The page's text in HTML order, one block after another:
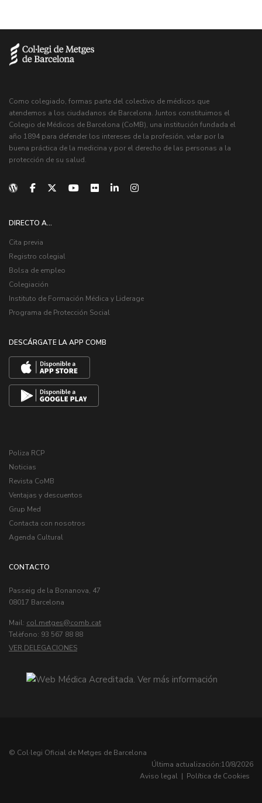
Como colegiado, formas parte del colectivo de médicos que
atendemos a los ciudadanos de Barcelona. Juntos constituimos el
Colegio de Médicos de Barcelona (CoMB), una institución fundada el
año 1894 para defender los intereses de la profesión, velar por la
buena práctica de la medicina y por el derecho de las personas a la
protección de su salud.
DIRECTO A...
Cita previa
Registro colegial
Bolsa de empleo
Colegiación
Instituto de Formación Médica y Liderage
Programa de Protección Social
DESCÁRGATE LA APP COMB
Poliza RCP
Noticias
Revista CoMB
Ventajas y descuentos
Grup Med
Contacta con nosotros
Agenda Cultural
CONTACTO
Passeig de la Bonanova, 47
08017 Barcelona
Mail: col.metges
Telèfono: 93 567 88 88
VER DELEGACIONES
© Col·legi Oficial de Metges de Barcelona
Última actualización:10/8/2026
Aviso legal | Política de Cookies